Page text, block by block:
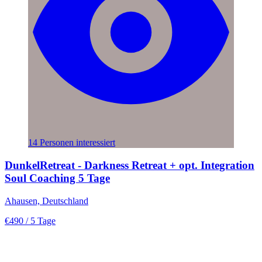
14 Personen interessiert
DunkelRetreat - Darkness Retreat + opt. Integration
Soul Coaching 5 Tage
Ahausen, Deutschland
€490 / 5 Tage